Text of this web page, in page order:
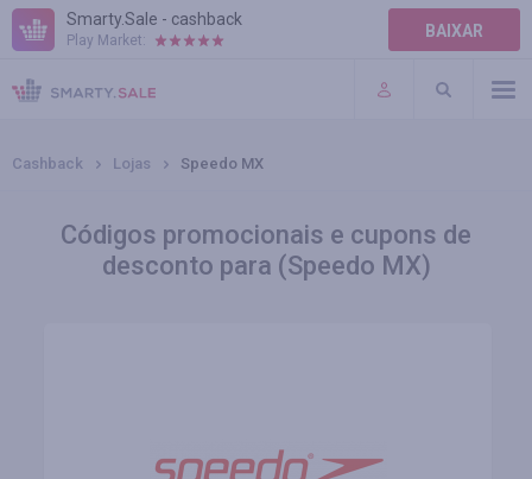
Smarty.Sale - cashback
Play Market: BAIXAR
AJUDA
TERMOS DE USO
Cashback Lojas Speedo MX
Códigos promocionais e cupons de
desconto para (Speedo MX)